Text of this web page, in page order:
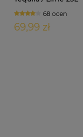
68 ocen
69,99 zł